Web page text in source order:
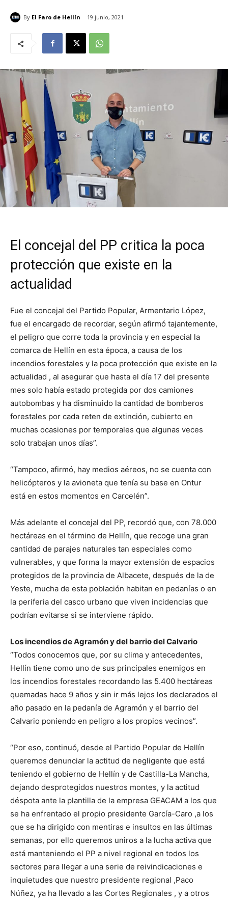
By El Faro de Hellín 19 junio, 2021
El concejal del PP critica la poca
protección que existe en la
actualidad
Fue el concejal del Partido Popular, Armentario López,
fue el encargado de recordar, según afirmó tajantemente,
el peligro que corre toda la provincia y en especial la
comarca de Hellín en esta época, a causa de los
incendios forestales y la poca protección que existe en la
actualidad , al asegurar que hasta el día 17 del presente
mes solo había estado protegida por dos camiones
autobombas y ha disminuido la cantidad de bomberos
forestales por cada reten de extinción, cubierto en
muchas ocasiones por temporales que algunas veces
solo trabajan unos días”.
“Tampoco, afirmó, hay medios aéreos, no se cuenta con
helicópteros y la avioneta que tenía su base en Ontur
está en estos momentos en Carcelén”.
Más adelante el concejal del PP, recordó que, con 78.000
hectáreas en el término de Hellín, que recoge una gran
cantidad de parajes naturales tan especiales como
vulnerables, y que forma la mayor extensión de espacios
protegidos de la provincia de Albacete, después de la de
Yeste, mucha de esta población habitan en pedanías o en
la periferia del casco urbano que viven incidencias que
podrían evitarse si se interviene rápido.
Los incendios de Agramón y del barrio del Calvario
“Todos conocemos que, por su clima y antecedentes,
Hellín tiene como uno de sus principales enemigos en
los incendios forestales recordando las 5.400 hectáreas
quemadas hace 9 años y sin ir más lejos los declarados el
año pasado en la pedanía de Agramón y el barrio del
Calvario poniendo en peligro a los propios vecinos”.
“Por eso, continuó, desde el Partido Popular de Hellín
queremos denunciar la actitud de negligente que está
teniendo el gobierno de Hellín y de Castilla-La Mancha,
dejando desprotegidos nuestros montes, y la actitud
déspota ante la plantilla de la empresa GEACAM a los que
se ha enfrentado el propio presidente García-Caro ,a los
que se ha dirigido con mentiras e insultos en las últimas
semanas, por ello queremos uniros a la lucha activa que
está manteniendo el PP a nivel regional en todos los
sectores para llegar a una serie de reivindicaciones e
inquietudes que nuestro presidente regional ,Paco
Núñez, ya ha llevado a las Cortes Regionales , y a otros